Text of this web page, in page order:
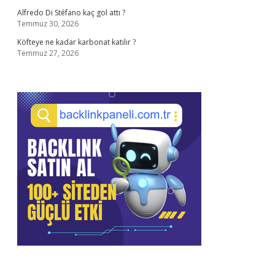
Alfredo Di Stéfano kaç gol attı ?
Temmuz 30, 2026
Köfteye ne kadar karbonat katılır ?
Temmuz 27, 2026